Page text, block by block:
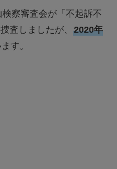
察審査会が「不起訴不
査しましたが、 2020年
す。